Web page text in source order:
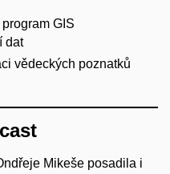
GIS
dat
vědeckých poznatků
Mikeše posadila i